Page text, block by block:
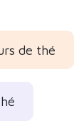
de thé